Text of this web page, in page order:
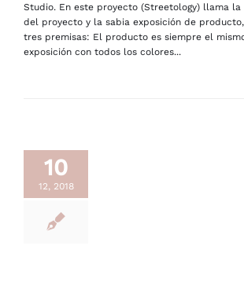
Studio. En este proyecto (Streetology) llama
del proyecto y la sabia exposición de
tres premisas: El producto es siempre el
exposición con todos los colores...
10
12, 2018